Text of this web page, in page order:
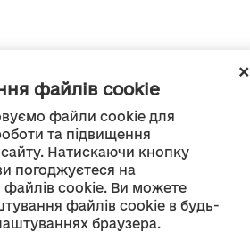
файлів cookie
файли cookie для
та підвищення
Натискаючи кнопку
погоджуєтеся на
файлів cookie. Ви можете
файлів cookie в будь-
браузера.